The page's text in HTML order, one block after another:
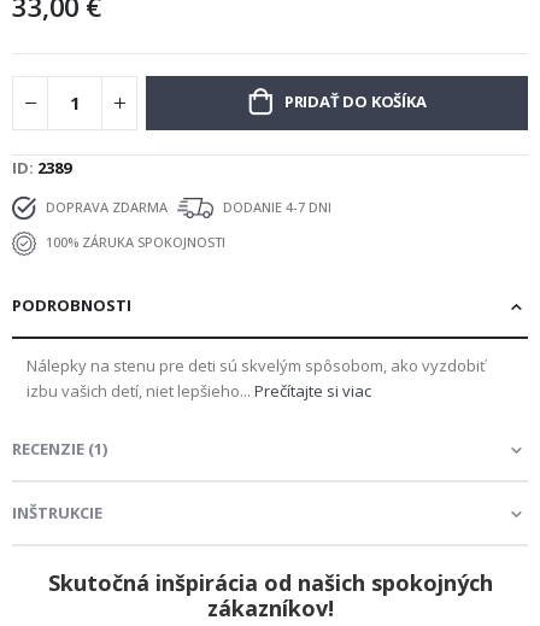
PRIDAŤ DO KOŠÍKA
ID 2389
DOPRAVA ZDARMA
DODANIE 4-7 DNI
100% ZÁRUKA SPOKOJNOSTI
PODROBNOSTI
Nálepky na stenu pre deti sú skvelým spôsobom, ako vyzdobiť
izbu vašich detí, niet lepšieho... Prečítajte si viac
RECENZIE (1)
INŠTRUKCIE
Skutočná inšpirácia od našich spokojných
zákazníkov!